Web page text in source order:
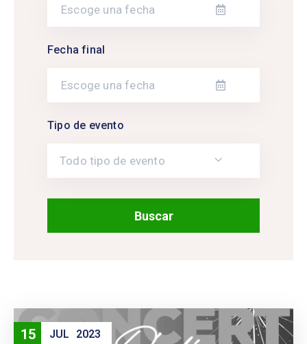
Fecha final
Tipo de evento
Todo tipo de evento
15 JUL 2023